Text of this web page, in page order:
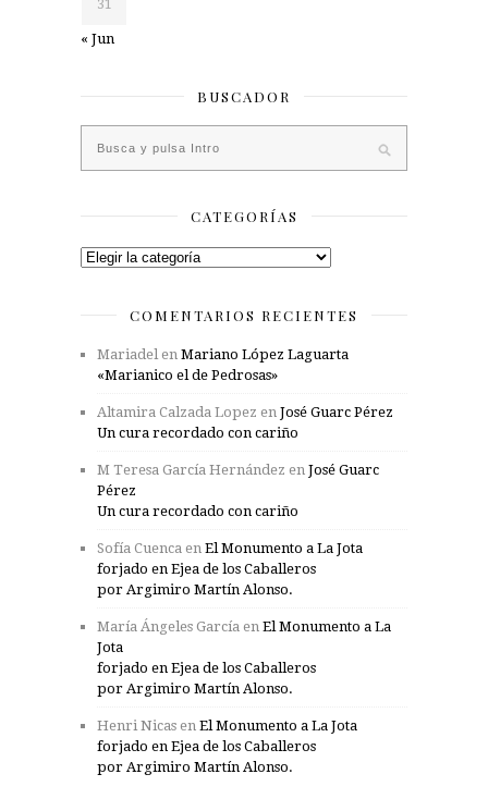
31
« Jun
BUSCADOR
CATEGORÍAS
Categorías
COMENTARIOS RECIENTES
Mariadel en Mariano López Laguarta
«Marianico el de Pedrosas»
Altamira Calzada Lopez en José Guarc Pérez
Un cura recordado con cariño
M Teresa García Hernández en José Guarc
Pérez
Un cura recordado con cariño
Sofía Cuenca en El Monumento a La Jota
forjado en Ejea de los Caballeros
por Argimiro Martín Alonso.
María Ángeles García en El Monumento a La
Jota
forjado en Ejea de los Caballeros
por Argimiro Martín Alonso.
Henri Nicas en El Monumento a La Jota
forjado en Ejea de los Caballeros
por Argimiro Martín Alonso.